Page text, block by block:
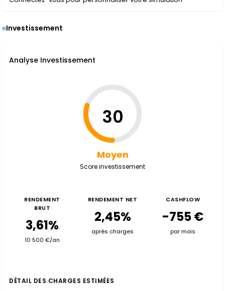
Investissement
Analyse Investissement
30
Moyen
Score investissement
RENDEMENT
BRUT
3,61%
10 500 €/an
RENDEMENT NET
2,45%
après charges
CASHFLOW
-755 €
par mois
DÉTAIL DES CHARGES ESTIMÉES